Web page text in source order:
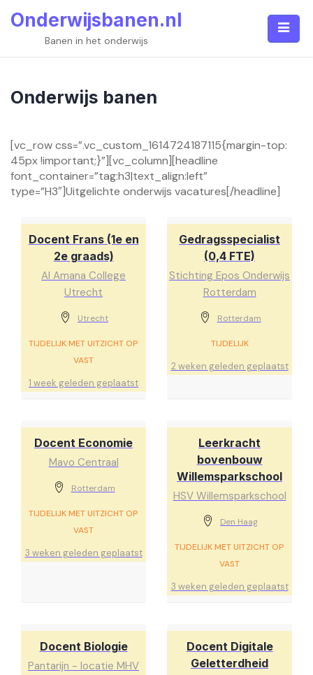
Onderwijsbanen.nl
Banen in het onderwijs
Onderwijs banen
[vc_row css=”.vc_custom_1614724187115{margin-top:
45px !important;}”][vc_column][headline
font_container=”tag:h3|text_align:left”
type=”H3″]Uitgelichte onderwijs vacatures[/headline]
Docent Frans (1e en
2e graads)
Al Amana College
Utrecht
Utrecht
TIJDELIJK MET UITZICHT OP
VAST
1 week geleden geplaatst
Gedragsspecialist
(0,4 FTE)
Stichting Epos Onderwijs
Rotterdam
Rotterdam
TIJDELIJK
2 weken geleden geplaatst
Docent Economie
Mavo Centraal
Rotterdam
TIJDELIJK MET UITZICHT OP
VAST
3 weken geleden geplaatst
Leerkracht
bovenbouw
Willemsparkschool
HSV Willemsparkschool
Den Haag
TIJDELIJK MET UITZICHT OP
VAST
3 weken geleden geplaatst
Docent Biologie
Pantarijn - locatie MHV
Docent Digitale
Geletterdheid